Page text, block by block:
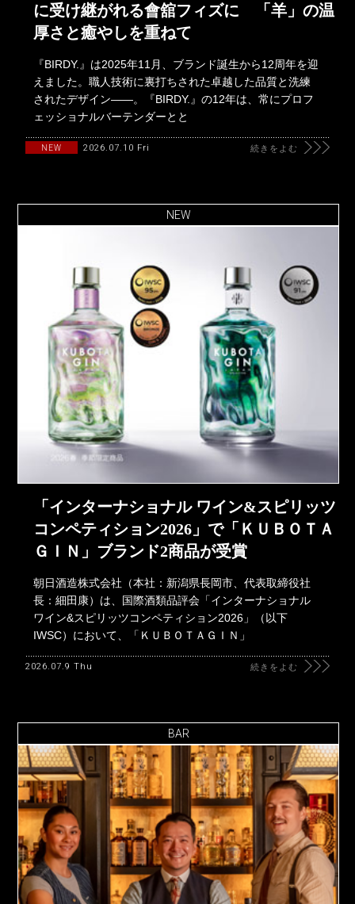
に受け継がれる會舘フィズに 「羊」の温
厚さと癒やしを重ねて
『BIRDY.』は2025年11月、ブランド誕生から12周年を迎
えました。職人技術に裏打ちされた卓越した品質と洗練
されたデザイン――。『BIRDY.』の12年は、常にプロフ
ェッショナルバーテンダーとと
NEW 2026.07.10 Fri 続きをよむ
NEW
「インターナショナル ワイン&スピリッツ
コンペティション2026」で「ＫＵＢＯＴＡ
ＧＩＮ」ブランド2商品が受賞
朝日酒造株式会社（本社：新潟県長岡市、代表取締役社
長：細田康）は、国際酒類品評会「インターナショナル
ワイン&スピリッツコンペティション2026」（以下
IWSC）において、「ＫＵＢＯＴＡＧＩＮ」
2026.07.9 Thu 続きをよむ
BAR